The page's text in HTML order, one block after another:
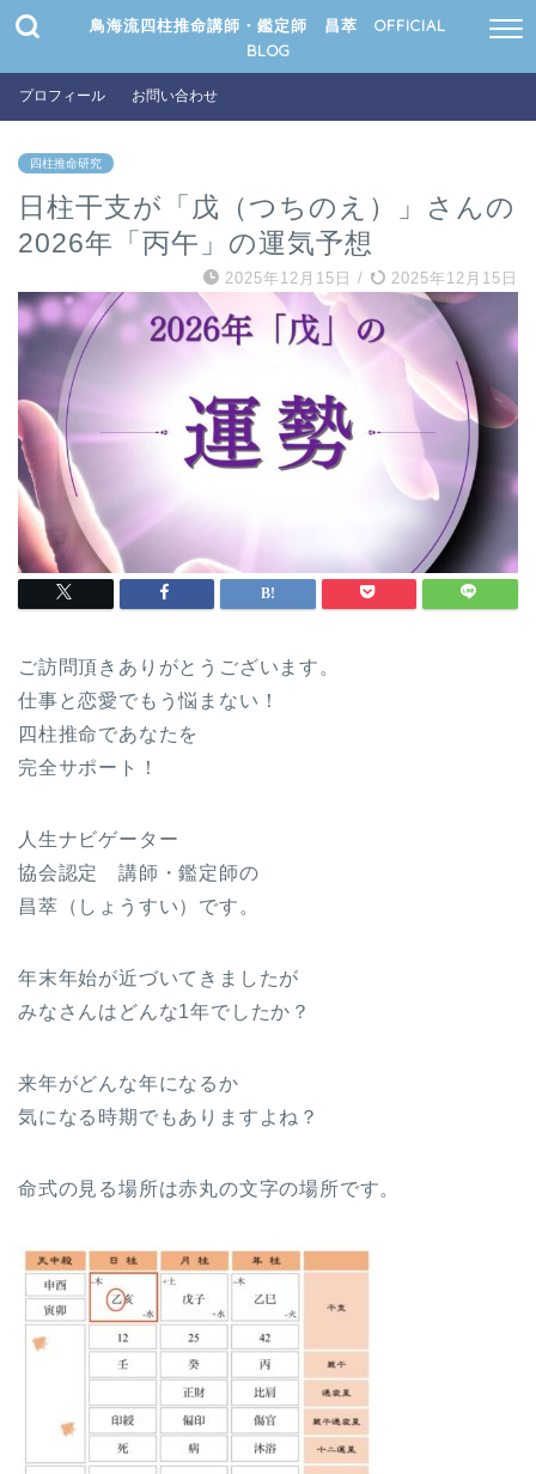
鳥海流四柱推命講師・鑑定師 昌萃 OFFICIAL
BLOG
プロフィール お問い合わせ
四柱推命研究
日柱干支が「戊（つちのえ）」さんの
2026年「丙午」の運気予想
2025年12月15日 / 2025年12月15日
ご訪問頂きありがとうございます。
仕事と恋愛でもう悩まない！
四柱推命であなたを
完全サポート！
人生ナビゲーター
協会認定 講師・鑑定師の
昌萃（しょうすい）です。
年末年始が近づいてきましたが
みなさんはどんな1年でしたか？
来年がどんな年になるか
気になる時期でもありますよね？
命式の見る場所は赤丸の文字の場所です。